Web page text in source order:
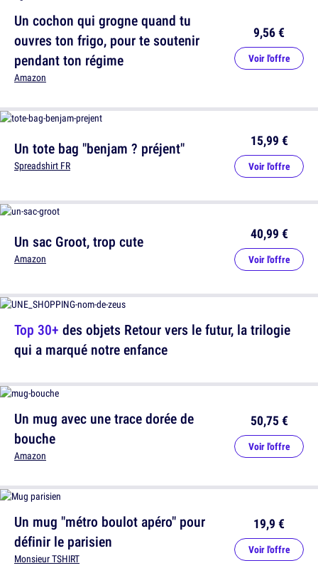
Un cochon qui grogne quand tu
ouvres ton frigo, pour te soutenir
pendant ton régime
Amazon
9,56 €
Voir l'offre
Un sac Groot, trop cute
Amazon
40,99 €
Voir l'offre
Un mug avec une trace dorée de
bouche
Amazon
50,75 €
Voir l'offre
Un tote bag "benjam ? préjent"
Spreadshirt FR
15,99 €
Voir l'offre
Top 30+ des objets Retour vers le futur, la trilogie
qui a marqué notre enfance
Un mug "métro boulot apéro" pour
définir le parisien
Monsieur TSHIRT
19,9 €
Voir l'offre